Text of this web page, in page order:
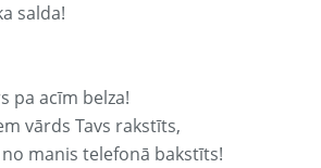
salda!
pa acīm belza!
vārds Tavs rakstīts,
no manis telefonā bakstīts!